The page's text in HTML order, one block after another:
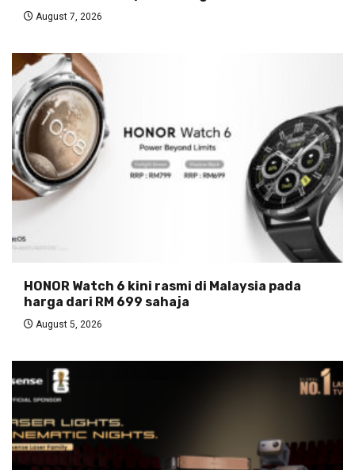
August 7, 2026
HONOR Watch 6 kini rasmi di Malaysia pada
harga dari RM 699 sahaja
August 5, 2026